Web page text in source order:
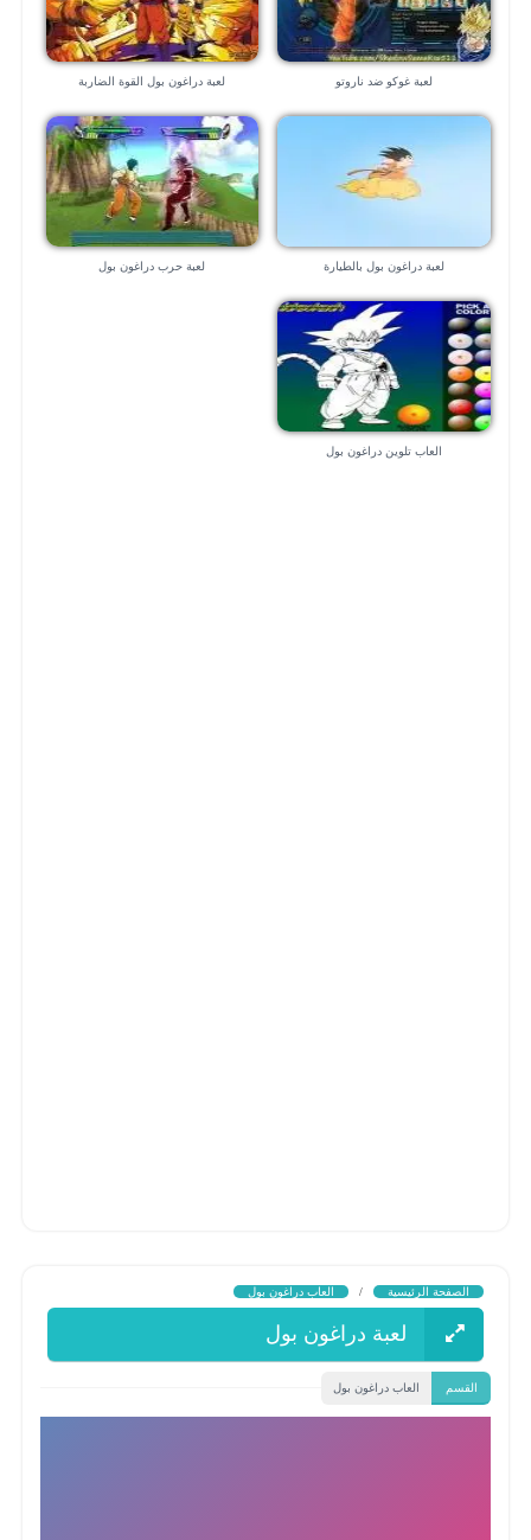
لعبة غوكو ضد ناروتو لعبة دراغون بول القوة الضاربة
لعبة دراغون بول بالطيارة لعبة حرب دراغون بول
العاب تلوين دراغون بول
الصفحة الرئيسية / العاب دراغون بول
لعبة دراغون بول
القسم العاب دراغون بول